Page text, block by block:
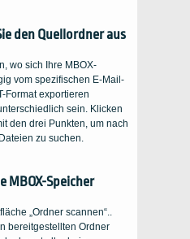
den Quellordner aus
wo sich Ihre MBOX-
vom spezifischen E-Mail-
Format exportieren
sein. Klicken
den drei Punkten, um nach
zu suchen.
MBOX-Speicher
„Ordner scannen“..
bereitgestellten Ordner